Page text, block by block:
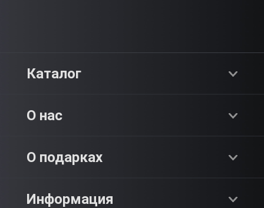
Каталог
О нас
О компании
О подарках
Как это работает?
Информация